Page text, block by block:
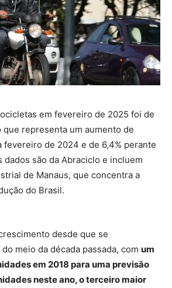
em fevereiro de 2025 foi de
que representa um aumento de
fevereiro de 2024 e de 6,4% perante
dados são da Abraciclo e incluem
de Manaus, que concentra a
do Brasil.
desde que se
meio da década passada, com um
em 2018 para uma previsão
neste ano, o terceiro maior